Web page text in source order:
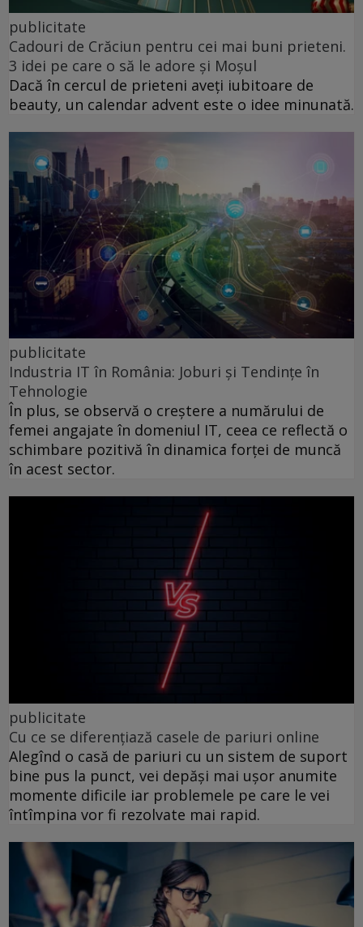
publicitate
Cadouri de Crăciun pentru cei mai buni prieteni.
3 idei pe care o să le adore și Moșul
Dacă în cercul de prieteni aveți iubitoare de
beauty, un calendar advent este o idee minunată.
publicitate
Industria IT în România: Joburi și Tendințe în
Tehnologie
În plus, se observă o creștere a numărului de
femei angajate în domeniul IT, ceea ce reflectă o
schimbare pozitivă în dinamica forței de muncă
în acest sector.
publicitate
Cu ce se diferențiază casele de pariuri online
Alegînd o casă de pariuri cu un sistem de suport
bine pus la punct, vei depăși mai ușor anumite
momente dificile iar problemele pe care le vei
întîmpina vor fi rezolvate mai rapid.